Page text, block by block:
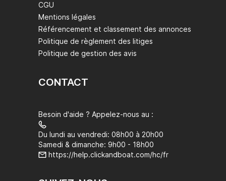
CGU
Mentions légales
Référencement et classement des annonces
Politique de règlement des litiges
Politique de gestion des avis
CONTACT
Besoin d'aide ? Appelez-nous au :
Du lundi au vendredi: 08h00 à 20h00
Samedi & dimanche: 9h00 - 18h00
https://help.clickandboat.com/hc/fr